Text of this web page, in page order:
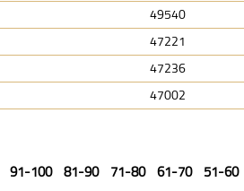
49540
47221
47236
47002
51-60
61-70
71-80
81-90
91-100